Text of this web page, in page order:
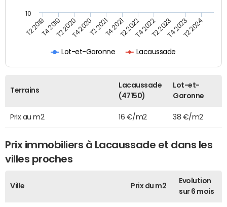
Lot-et-Garonne Lacaussade
T2 2019T4 2019T2 2020T4 2020T2 2021T4 2021T2 2022T4 2022T2 2023T4 2023T2 2024
10
Terrains
Lacaussade
(47150)
Lot-et-
Garonne
Prix au m2 16 €/m2 38 €/m2
Prix immobiliers à Lacaussade et dans les
villes proches
Ville Prix du m2
Evolution
sur 6 mois